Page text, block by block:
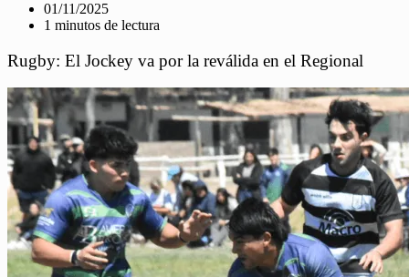
01/11/2025
1 minutos de lectura
Rugby: El Jockey va por la reválida en el Regional